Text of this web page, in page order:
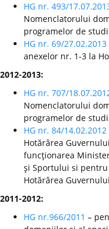
HG nr. 493/
Nomenclatorului
programelor de
HG nr. 69/27.02.2013
anexelor nr. 1-3 la
2012-2013:
HG nr. 707/
Nomenclatorului
programelor de
HG nr. 84/14.02.2012
Hotărârea
funcţionarea
şi Sportului si
Hotărârea
2011-2012:
HG nr.966/2011 –